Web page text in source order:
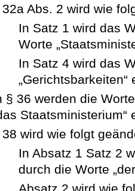
32a Abs. 2 wird wie
In Satz 1 wird das
Worte
In Satz 4 wird das
„Gerichtsbarkeiten“
§ 36 werden die
Staatsministerium“
38 wird wie folgt
In Absatz 1 Satz 2
durch die Worte